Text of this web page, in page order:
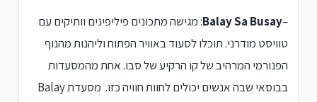
–
Balay Sa Busay: מגישה מתכונים פיליפינים וותיקים עם
טוויסט מודרני. תוכלו לסעוד באוויר הפתוח וליהנות מהנוף
הפנורמי המרהיב של קו הרקיע של סבו. אחת מהמסעדות
בבוסאי שבה אנשים יכולים לחוות חוויה כזו. מסעדת Balay